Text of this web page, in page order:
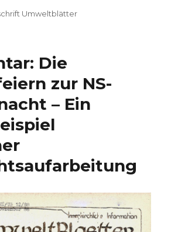
Umweltblätter
Die
zur NS-
– Ein